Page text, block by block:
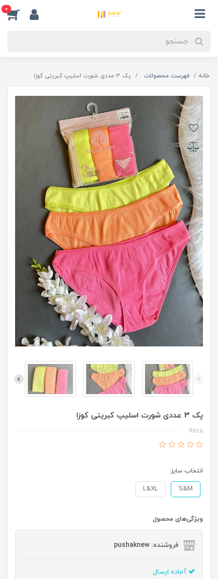
0
خانه فهرست محصولات پک 3 عددی شورت اسلیپ کبریتی کوزا
پک 3 عددی شورت اسلیپ کبریتی کوزا
Koza
انتخاب سایز:
S&M
L&XL
ویژگی‌های محصول
فروشنده: pushaknew
آماده ارسال